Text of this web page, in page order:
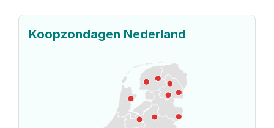
Koopzondagen Nederland